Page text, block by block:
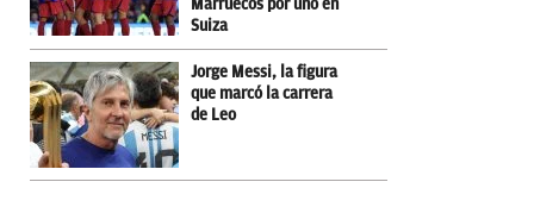
Marruecos por uno en
Suiza
Jorge Messi, la figura
que marcó la carrera
de Leo